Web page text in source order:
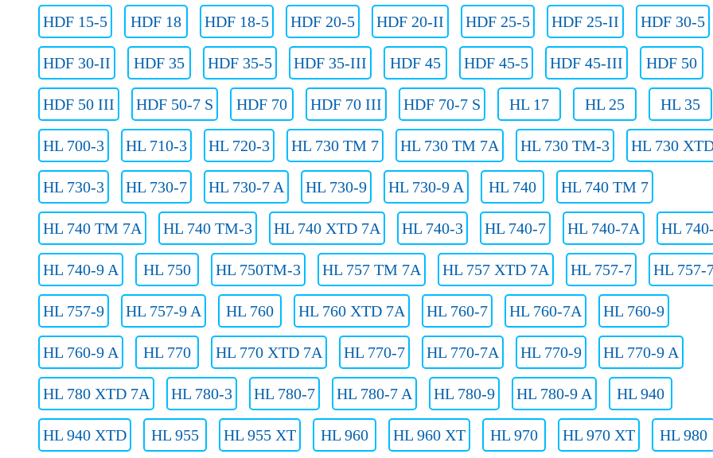
HDF 15-5 HDF 18 HDF 18-5 HDF 20-5 HDF 20-II HDF 25-5 HDF 25-II HDF 30-5
HDF 30-II HDF 35 HDF 35-5 HDF 35-III HDF 45 HDF 45-5 HDF 45-III HDF 50
HDF 50 III HDF 50-7 S HDF 70 HDF 70 III HDF 70-7 S HL 17 HL 25 HL 35
HL 700-3 HL 710-3 HL 720-3 HL 730 TM 7 HL 730 TM 7A HL 730 TM-3 HL 730
HL 730-3 HL 730-7 HL 730-7 A HL 730-9 HL 730-9 A HL 740 HL 740 TM 7
HL 740 TM 7A HL 740 TM-3 HL 740 XTD 7A HL 740-3 HL 740-7 HL 740-7A HL
HL 740-9 A HL 750 HL 750TM-3 HL 757 TM 7A HL 757 XTD 7A HL 757-7 HL 757-
HL 757-9 HL 757-9 A HL 760 HL 760 XTD 7A HL 760-7 HL 760-7A HL 760-9
HL 760-9 A HL 770 HL 770 XTD 7A HL 770-7 HL 770-7A HL 770-9 HL 770-9 A
HL 780 XTD 7A HL 780-3 HL 780-7 HL 780-7 A HL 780-9 HL 780-9 A HL 940
HL 940 XTD HL 955 HL 955 XT HL 960 HL 960 XT HL 970 HL 970 XT HL 980